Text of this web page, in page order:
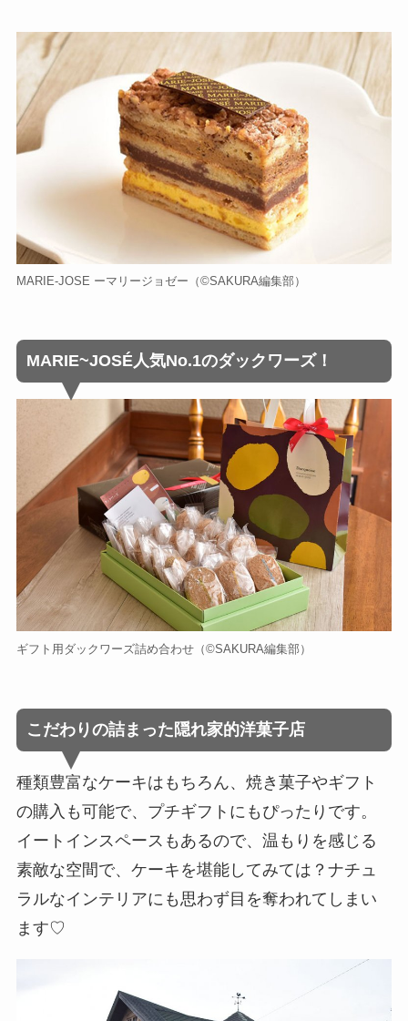
MARIE-JOSE ーマリージョゼー（©️SAKURA編集部）
MARIE~JOSÉ人気No.1のダックワーズ！
ギフト用ダックワーズ詰め合わせ（©️SAKURA編集部）
こだわりの詰まった隠れ家的洋菓子店
種類豊富なケーキはもちろん、焼き菓子やギフト
の購入も可能で、プチギフトにもぴったりです。
イートインスペースもあるので、温もりを感じる
素敵な空間で、ケーキを堪能してみては？ナチュ
ラルなインテリアにも思わず目を奪われてしまい
ます♡